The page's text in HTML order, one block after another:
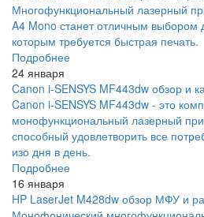
Многофункциональный лазерный
A4 Mono станет отличным выбором
которым требуется быстрая печать.
Подробнее
24 января
Canon i-SENSYS MF443dw обзор и
Canon i-SENSYS MF443dw - это
монофункциональный лазерный
способный удовлетворить все
изо дня в день.
Подробнее
16 января
HP LaserJet M428dw обзор МФУ и